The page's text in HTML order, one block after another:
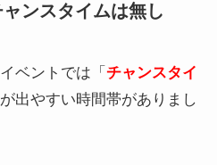
ンスタイムは無し
ベントでは「 チャンスタイ
出やすい時間帯がありまし